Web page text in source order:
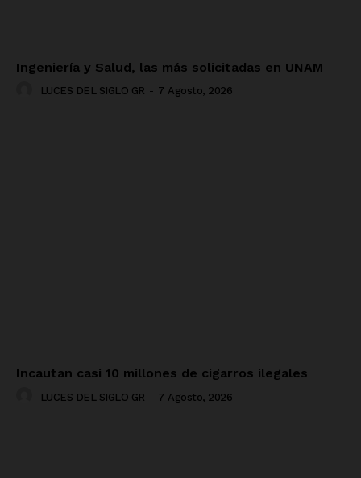
Ingeniería y Salud, las más solicitadas en UNAM
LUCES DEL SIGLO GR - 7 Agosto, 2026
Incautan casi 10 millones de cigarros ilegales
LUCES DEL SIGLO GR - 7 Agosto, 2026